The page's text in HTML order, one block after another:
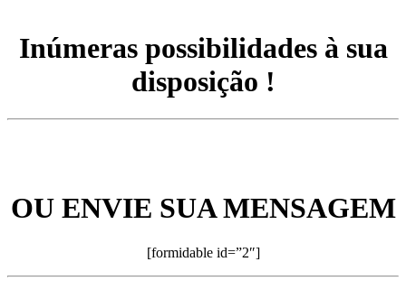
Inúmeras possibilidades à sua
disposição !
OU ENVIE SUA MENSAGEM
[formidable id=”2″]